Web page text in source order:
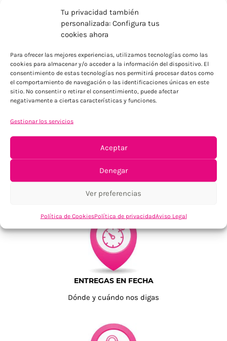
Tu privacidad también
personalizada: Configura tus
cookies ahora
Para ofrecer las mejores experiencias, utilizamos tecnologías como las
cookies para almacenar y/o acceder a la información del dispositivo. El
consentimiento de estas tecnologías nos permitirá procesar datos como
el comportamiento de navegación o las identificaciones únicas en este
sitio. No consentir o retirar el consentimiento, puede afectar
negativamente a ciertas características y funciones.
Gestionar los servicios
Aceptar
Denegar
Ver preferencias
Política de CookiesPolítica de privacidadAviso Legal
ENVÍOS ECONÓMICOS
Para Península, resto consultar
TU SATISFACCIÓN = LA NUESTRA
ENTREGAS EN FECHA
Dónde y cuándo nos digas